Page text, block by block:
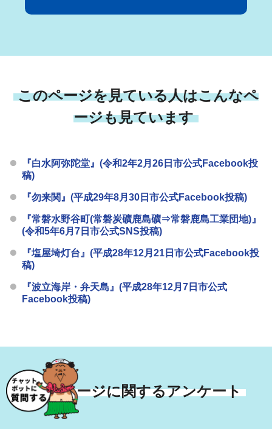
このページを見ている人はこんなペ
ージも見ています
『白水阿弥陀堂』(令和2年2月26日市公式Facebook投
稿)
『勿来関』(平成29年8月30日市公式Facebook投稿)
『常磐水野谷町(常磐炭礦鹿島礦⇒常磐鹿島工業団地)』
(令和5年6月7日市公式SNS投稿)
『塩屋埼灯台』(平成28年12月21日市公式Facebook投
稿)
『波立海岸・弁天島』(平成28年12月7日市公式
Facebook投稿)
このページに関するアンケート